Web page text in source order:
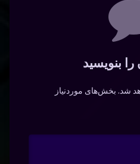
را بنویسید
شد. بخش‌های موردنیاز